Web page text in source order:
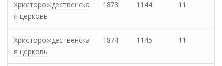
Христорождественска
я церковь
1873 1144 11
Христорождественска
я церковь
1874 1145 11